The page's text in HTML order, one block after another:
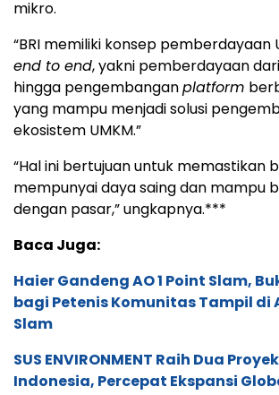
mikro.
“BRI memiliki konsep pemberdayaan
end to end, yakni pemberdayaan
hingga pengembanganplatform
yang mampu menjadi solusi
ekosistem UMKM.”
“Hal ini bertujuan untuk memastikan
mempunyai daya saing dan mampu
dengan pasar,” ungkapnya.***
Baca Juga:
Haier Gandeng AO 1 Point Slam,
bagi Petenis Komunitas Tampil di
Slam
SUS ENVIRONMENT Raih Dua
Indonesia, Percepat Ekspansi